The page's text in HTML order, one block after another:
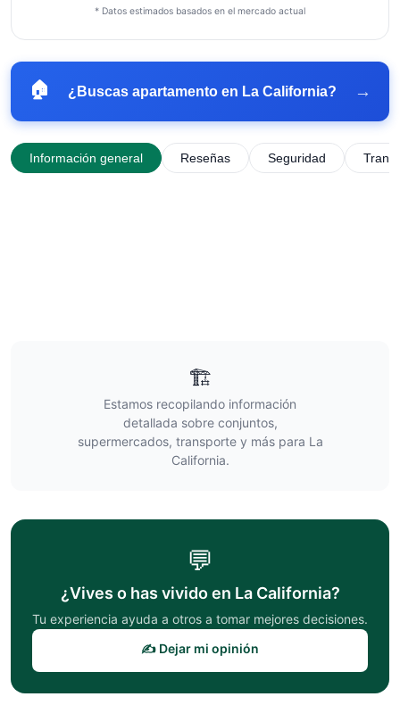
* Datos estimados basados en el mercado actual
🏠 ¿Buscas apartamento en La California? →
Información general Reseñas Seguridad
🏗️
Estamos recopilando información
detallada sobre conjuntos,
supermercados, transporte y más para La
California.
💬
¿Vives o has vivido en La California?
Tu experiencia ayuda a otros a tomar mejores decisiones.
✍️ Dejar mi opinión